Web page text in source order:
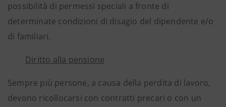
possibilità di permessi speciali a fronte di
determinate condizioni di disagio del dipendente e/o
di familiari.
Diritto alla pensione
Sempre più persone, a causa della perdita di lavoro,
devono ricollocarsi con contratti precari o con un